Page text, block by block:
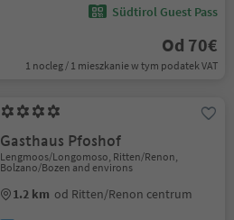
Südtirol Guest Pass
Od 70€
1 nocleg / 1 mieszkanie w tym podatek VAT
Gasthaus Pfoshof
Lengmoos/Longomoso, Ritten/Renon,
Bolzano/Bozen and environs
1.2 km od Ritten/Renon centrum